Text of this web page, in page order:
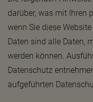
darüber, was mit Ihren
wenn Sie diese
Daten sind alle Daten,
werden können.
Datenschutz
aufgeführten